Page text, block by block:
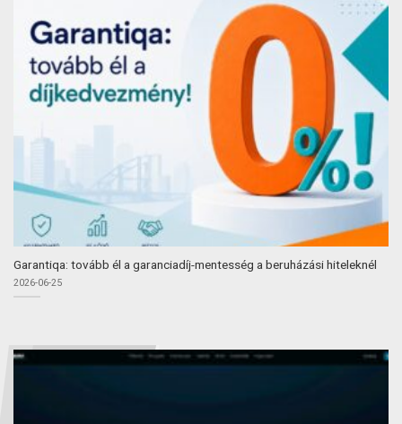
Garantiqa: tovább él a garanciadíj-mentesség a beruházási hiteleknél
2026-06-25